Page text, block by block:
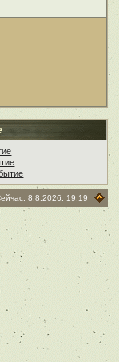
8.8.2026, 19:19